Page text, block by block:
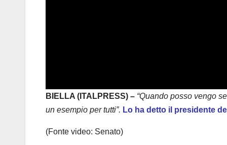
BIELLA (ITALPRESS) – “Quando posso vengo
un esempio per tutti”. Lo ha detto il presidente
(Fonte video: Senato)